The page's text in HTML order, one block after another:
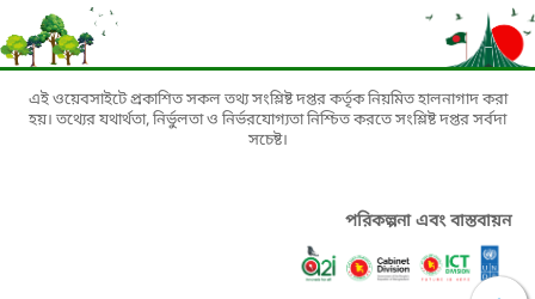
এই ওয়েবসাইটে প্রকাশিত সকল তথ্য সংশ্লিষ্ট দপ্তর কর্তৃক নিয়মিত হালনাগাদ করা
হয়। তথ্যের যথার্থতা, নির্ভুলতা ও নির্ভরযোগ্যতা নিশ্চিত করতে সংশ্লিষ্ট দপ্তর সর্বদা
সচেষ্ট।
পরিকল্পনা এবং বাস্তবায়ন